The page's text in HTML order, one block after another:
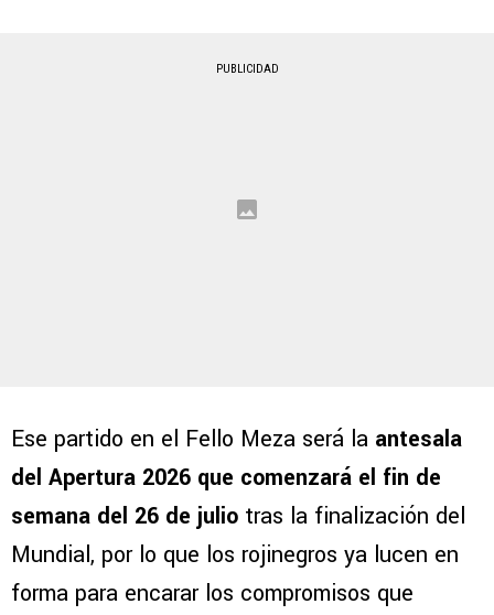
PUBLICIDAD
Ese partido en el Fello Meza será la antesala
del Apertura 2026 que comenzará el fin de
semana del 26 de julio tras la finalización del
Mundial, por lo que los rojinegros ya lucen en
forma para encarar los compromisos que